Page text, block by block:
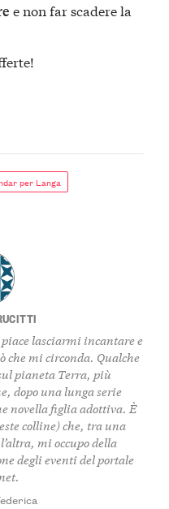
e non far scadere la
per Langa
lasciarmi incantare e
che mi circonda. Qualche
pianeta Terra, più
dopo una lunga serie
novella figlia adottiva. È
colline) che, tra una
mi occupo della
degli eventi del portale